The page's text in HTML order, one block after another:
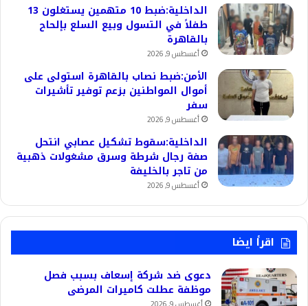
الداخلية:ضبط 10 متهمين يستغلون 13
طفلاً في التسول وبيع السلع بإلحاح
بالقاهرة
أغسطس 9, 2026
الأمن:ضبط نصاب بالقاهرة استولى على
أموال المواطنين بزعم توفير تأشيرات
سفر
أغسطس 9, 2026
الداخلية:سقوط تشكيل عصابي انتحل
صفة رجال شرطة وسرق مشغولات ذهبية
من تاجر بالخليفة
أغسطس 9, 2026
اقرأ ايضا
دعوى ضد شركة إسعاف بسبب فصل
موظفة عطلت كاميرات المرضى